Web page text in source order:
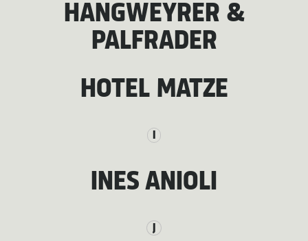
HANGWEYRER &
PALFRADER
HOTEL MATZE
I
INES ANIOLI
J